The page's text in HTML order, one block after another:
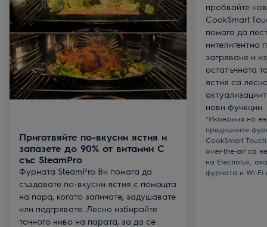
Приготвяйте по-вкусни ястия и
запазете до 90% от витамин С
със SteamPro
Фурната SteamPro Ви помага да
създавате по-вкусни ястия с помощта
на пара, когато запичате, задушавате
или подгрявате. Лесно избирайте
точното ниво на парата, за да се
пробвайте
CookSmart
помага да
интелигентно
загряване и
остатъчната
ястия са
нови функции.
*Икономия на
предишните
CookSmart
over‑the‑air са
на Electrolux,
фурната и Wi‑Fi